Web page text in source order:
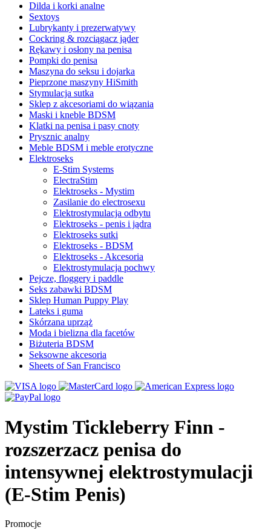
Dilda i korki analne
Sextoys
Lubrykanty i prezerwatywy
Cockring & rozciągacz jąder
Rękawy i osłony na penisa
Pompki do penisa
Maszyna do seksu i dojarka
Pieprzone maszyny HiSmith
Stymulacja sutka
Sklep z akcesoriami do wiązania
Maski i kneble BDSM
Klatki na penisa i pasy cnoty
Prysznic analny
Meble BDSM i meble erotyczne
Elektroseks
E-Stim Systems
ElectraStim
Elektroseks - Mystim
Zasilanie do electrosexu
Elektrostymulacja odbytu
Elektroseks - penis i jądra
Elektroseks sutki
Elektroseks - BDSM
Elektroseks - Akcesoria
Elektrostymulacja pochwy
Pejcze, floggery i paddle
Seks zabawki BDSM
Sklep Human Puppy Play
Lateks i guma
Skórzana uprząż
Moda i bielizna dla facetów
Biżuteria BDSM
Seksowne akcesoria
Sheets of San Francisco
Mystim Tickleberry Finn -
rozszerzacz penisa do
intensywnej elektrostymulacji
(E-Stim Penis)
Promocje